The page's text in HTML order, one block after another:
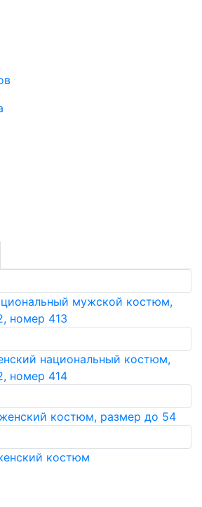
мужской костюм,
номер 413
национальный костюм,
номер 414
костюм, размер до 54
костюм